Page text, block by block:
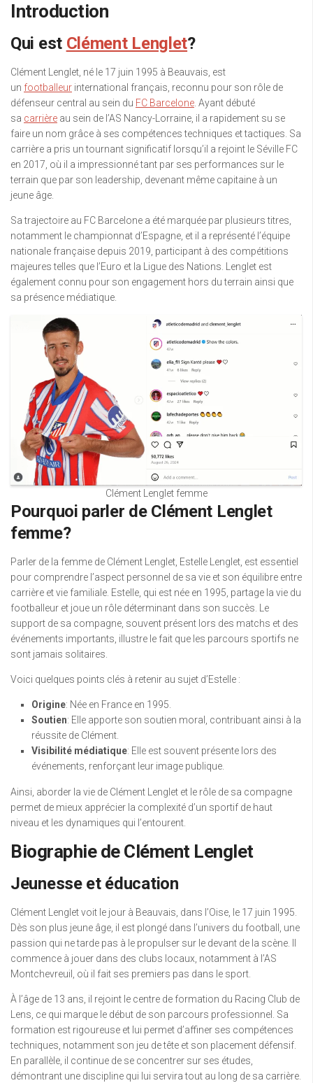
Introduction
Qui est Clément Lenglet?
Clément Lenglet, né le 17 juin 1995 à Beauvais, est
un footballeur international français, reconnu pour son rôle de
défenseur central au sein du FC Barcelone. Ayant débuté
sa carrière au sein de l’AS Nancy-Lorraine, il a rapidement su se
faire un nom grâce à ses compétences techniques et tactiques. Sa
carrière a pris un tournant significatif lorsqu’il a rejoint le Séville FC
en 2017, où il a impressionné tant par ses performances sur le
terrain que par son leadership, devenant même capitaine à un
jeune âge.
Sa trajectoire au FC Barcelone a été marquée par plusieurs titres,
notamment le championnat d’Espagne, et il a représenté l’équipe
nationale française depuis 2019, participant à des compétitions
majeures telles que l’Euro et la Ligue des Nations. Lenglet est
également connu pour son engagement hors du terrain ainsi que
sa présence médiatique.
Clément Lenglet femme
Pourquoi parler de Clément Lenglet
femme?
Parler de la femme de Clément Lenglet, Estelle Lenglet, est essentiel
pour comprendre l’aspect personnel de sa vie et son équilibre entre
carrière et vie familiale. Estelle, qui est née en 1995, partage la vie du
footballeur et joue un rôle déterminant dans son succès. Le
support de sa compagne, souvent présent lors des matchs et des
événements importants, illustre le fait que les parcours sportifs ne
sont jamais solitaires.
Voici quelques points clés à retenir au sujet d’Estelle :
Origine: Née en France en 1995.
Soutien: Elle apporte son soutien moral, contribuant ainsi à la
réussite de Clément.
Visibilité médiatique: Elle est souvent présente lors des
événements, renforçant leur image publique.
Ainsi, aborder la vie de Clément Lenglet et le rôle de sa compagne
permet de mieux apprécier la complexité d’un sportif de haut
niveau et les dynamiques qui l’entourent.
Biographie de Clément Lenglet
Jeunesse et éducation
Clément Lenglet voit le jour à Beauvais, dans l’Oise, le 17 juin 1995.
Dès son plus jeune âge, il est plongé dans l’univers du football, une
passion qui ne tarde pas à le propulser sur le devant de la scène. Il
commence à jouer dans des clubs locaux, notamment à l’AS
Montchevreuil, où il fait ses premiers pas dans le sport.
À l’âge de 13 ans, il rejoint le centre de formation du Racing Club de
Lens, ce qui marque le début de son parcours professionnel. Sa
formation est rigoureuse et lui permet d’affiner ses compétences
techniques, notamment son jeu de tête et son placement défensif.
En parallèle, il continue de se concentrer sur ses études,
démontrant une discipline qui lui servira tout au long de sa carrière.